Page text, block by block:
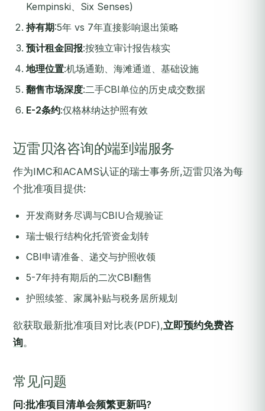
Kempinski、Six Senses)
持有期:5年 vs 7年直接影响退出策略
预计租金回报:按独立审计报告核实
地理位置:机场通勤、海滩通道、基础设施
翻售市场深度:二手CBI单位的历史成交数据
E-2条约:仅格林纳达护照有效
迈雷贝洛咨询的端到端服务
作为IMC和ACAMS认证的瑞士事务所,迈雷贝洛为每
个批准项目提供:
开发商财务尽调与CBIU合规验证
瑞士银行结构化托管资金划转
CBI申请准备、递交与护照收领
5-7年持有期后的二次CBI翻售
护照续签、家属补贴与税务居所规划
欲获取最新批准项目对比表(PDF),立即预约免费咨
询。
常见问题
问:批准项目清单会频繁更新吗?